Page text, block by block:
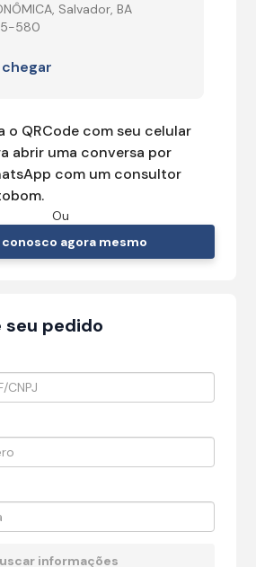
Salvador, BA
580
o QRCode com seu celular
abrir uma conversa por
com um consultor
Ou
conosco agora mesmo
seu pedido